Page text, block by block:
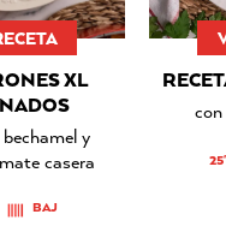
XL
y
casera
BAJ
25'